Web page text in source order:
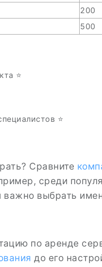
200
500
⭐
⭐️
Сравните
среди
важно выбрать
по аренде
до его